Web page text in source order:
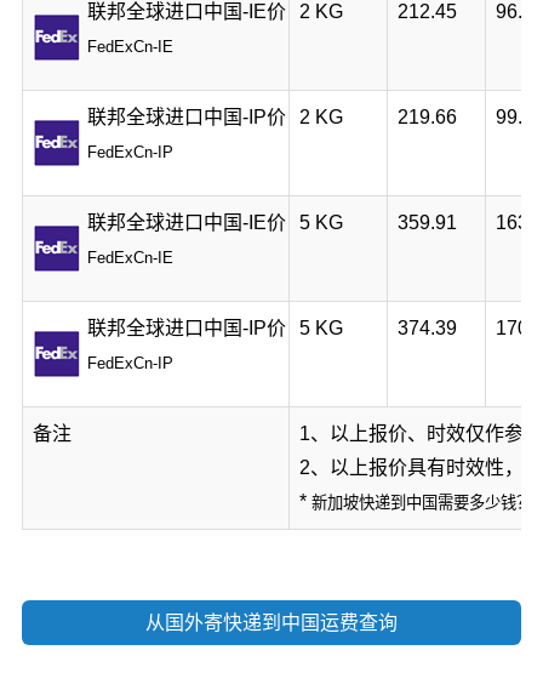
联邦全球进口中国-IE价
FedExCn-IE
2 KG 212.45 96.66
联邦全球进口中国-IP价
FedExCn-IP
2 KG 219.66 99.95
联邦全球进口中国-IE价
FedExCn-IE
5 KG 359.91
联邦全球进口中国-IP价
FedExCn-IP
5 KG 374.39
备注
1、以上报价、时效仅作参
2、以上报价具有时效性，
* 新加坡快递到中国需要多少钱？
从国外寄快递到中国运费查询